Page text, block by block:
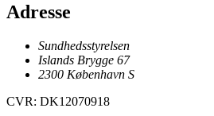
Adresse
Sundhedsstyrelsen
Islands Brygge 67
2300 København S
CVR: DK12070918